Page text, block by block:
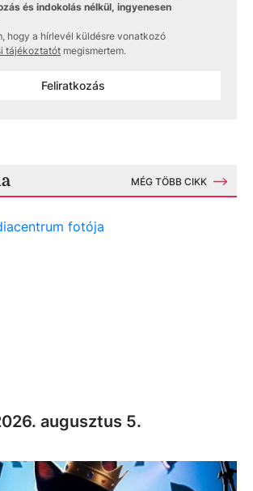
és indokolás nélkül, ingyenesen
hogy a hírlevél küldésre vonatkozó
tájékoztatót megismertem.
Feliratkozás
MÉG TÖBB CIKK
augusztus 5.